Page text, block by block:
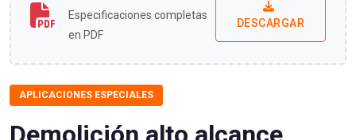
Especificaciones completas
en PDF
DESCARGAR
APLICACIONES ESPECIALES